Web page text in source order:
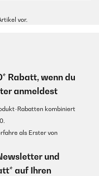
vor.
Rabatt, wenn du
anmeldest
Rabatten kombiniert
als Erster von
und
auf Ihren